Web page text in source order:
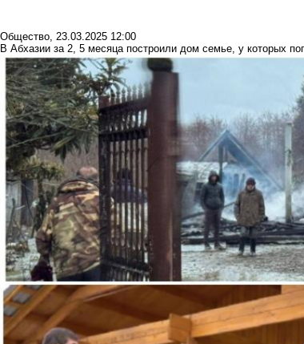
Общество, 23.03.2025 12:00
В Абхазии за 2, 5 месяца построили дом семье, у которых